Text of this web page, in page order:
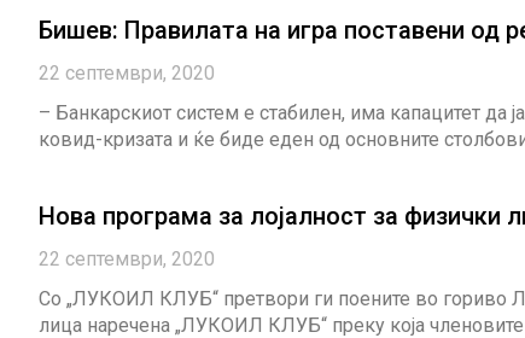
Бишев: Правилата на игра поставени од
22 септември, 2020
– Банкарскиот систем е стабилен, има капацитет
ковид-кризата и ќе биде еден од основните
Нова програма за лојалност за
22 септември, 2020
Со „ЛУКОИЛ КЛУБ“ претвори ги поените во гориво
лица наречена „ЛУКОИЛ КЛУБ“ преку која членовите